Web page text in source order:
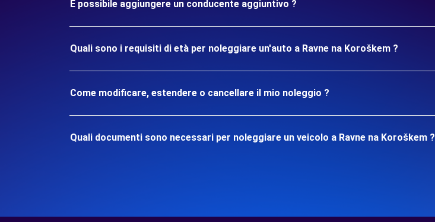
È possibile aggiungere un conducente aggiuntivo ?
Quali sono i requisiti di età per noleggiare un'auto a Ravne na Koroškem ?
Come modificare, estendere o cancellare il mio noleggio ?
Quali documenti sono necessari per noleggiare un veicolo a Ravne na Koroškem ?